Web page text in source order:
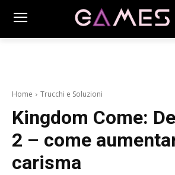
Home Trucchi e Soluzioni
Kingdom Come:
2 – come
carisma